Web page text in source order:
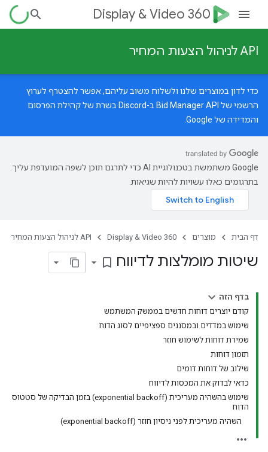
Display & Video 360
API לניהול הצעות המחיר
כדי לדון במוצרים שלנו ולשלוח משוב עליהם, אפשר להצטרף לערוץ
הרשמי של Bid Manager API ב-Discord בשרת של
קהילת הפרסום
והמדידה של Google
‫Google משתמשת בטכנולוגיית AI כדי לתרגם תוכן לשפה המועדפת עליך.
בתרגומים כאלו עשויות להיות שגיאות.
דף הבית מוצרים Display & Video 360 API לניהול הצעות המחיר
שיטות מומלצות לדיווח bookmark_border
בדף הזה
קודם יוצרים דוחות חדשים בממשק המשתמש
שימוש במדדים ובמסננים ספציפיים לסוג הדוח
שמירת דוחות לשימוש חוזר
תזמון דוחות
שילוב של דוחות דומים
כדאי לבדוק את המכסות לדיווח
שימוש בהשהיה מעריכית (exponential backoff) בזמן הבדיקה של סטטוס
הדוח
השהיה מעריכית לפני ניסיון חוזר (exponential backoff)